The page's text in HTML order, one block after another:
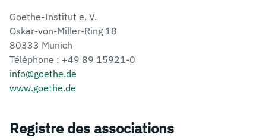
Goethe-Institut e. V.
Oskar-von-Miller-Ring 18
80333 Munich
Téléphone : +49 89 15921-0
info@goethe.de
www.goethe.de
Registre des associations